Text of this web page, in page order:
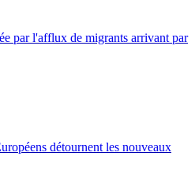
par l'afflux de migrants arrivant par
détournent les nouveaux